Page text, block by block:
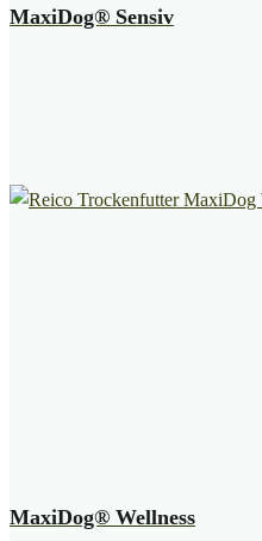
MaxiDog® Sensiv
MaxiDog® Wellness